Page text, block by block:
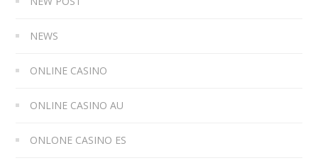
NEWS
ONLINE CASINO
ONLINE CASINO AU
ONLONE CASINO ES